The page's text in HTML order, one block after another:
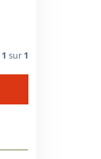
1 sur 1